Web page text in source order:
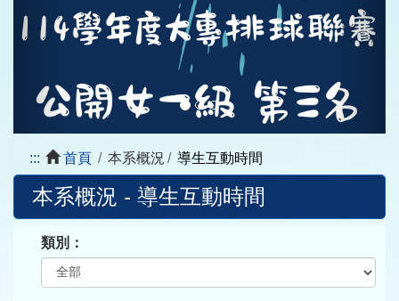
::: 首頁 本系概況 導生互動時間
本系概況 - 導生互動時間
類別：